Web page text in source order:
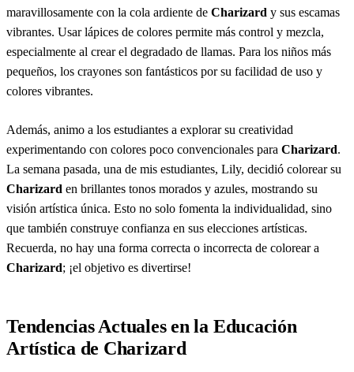
maravillosamente con la cola ardiente de Charizard y sus escamas
vibrantes. Usar lápices de colores permite más control y mezcla,
especialmente al crear el degradado de llamas. Para los niños más
pequeños, los crayones son fantásticos por su facilidad de uso y
colores vibrantes.
Además, animo a los estudiantes a explorar su creatividad
experimentando con colores poco convencionales para Charizard.
La semana pasada, una de mis estudiantes, Lily, decidió colorear su
Charizard en brillantes tonos morados y azules, mostrando su
visión artística única. Esto no solo fomenta la individualidad, sino
que también construye confianza en sus elecciones artísticas.
Recuerda, no hay una forma correcta o incorrecta de colorear a
Charizard; ¡el objetivo es divertirse!
Tendencias Actuales en la Educación
Artística de Charizard